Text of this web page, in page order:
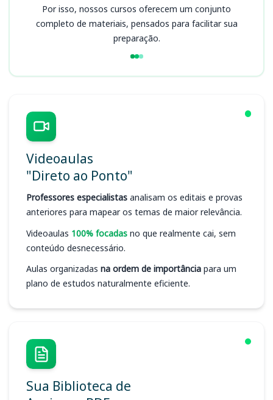
Por isso, nossos cursos oferecem um conjunto
completo de materiais, pensados para facilitar sua
preparação.
Videoaulas
"Direto ao Ponto"
Professores especialistas analisam os editais e provas
anteriores para mapear os temas de maior relevância.
Videoaulas 100% focadas no que realmente cai, sem
conteúdo desnecessário.
Aulas organizadas na ordem de importância para um
plano de estudos naturalmente eficiente.
Sua Biblioteca de